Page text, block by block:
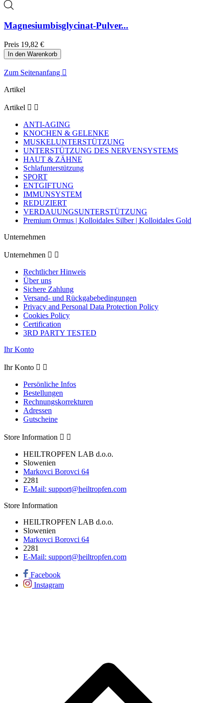
Magnesiumbisglycinat-Pulver...
Preis 19,82 €
In den Warenkorb
Zum Seitenanfang 
Artikel
Artikel  
ANTI-AGING
KNOCHEN & GELENKE
MUSKELUNTERSTÜTZUNG
UNTERSTÜTZUNG DES NERVENSYSTEMS
HAUT & ZÄHNE
Schlafunterstützung
SPORT
ENTGIFTUNG
IMMUNSYSTEM
REDUZIERT
VERDAUUNGSUNTERSTÜTZUNG
Premium Ormus | Kolloidales Silber | Kolloidales Gold
Unternehmen
Unternehmen  
Rechtlicher Hinweis
Über uns
Sichere Zahlung
Versand- und Rückgabebedingungen
Privacy and Personal Data Protection Policy
Cookies Policy
Certification
3RD PARTY TESTED
Ihr Konto
Ihr Konto  
Persönliche Infos
Bestellungen
Rechnungskorrekturen
Adressen
Gutscheine
Store Information  
HEILTROPFEN LAB d.o.o.
Slowenien
Markovci Borovci 64
2281
E-Mail: support@heiltropfen.com
Store Information
HEILTROPFEN LAB d.o.o.
Slowenien
Markovci Borovci 64
2281
E-Mail: support@heiltropfen.com
Facebook
Instagram